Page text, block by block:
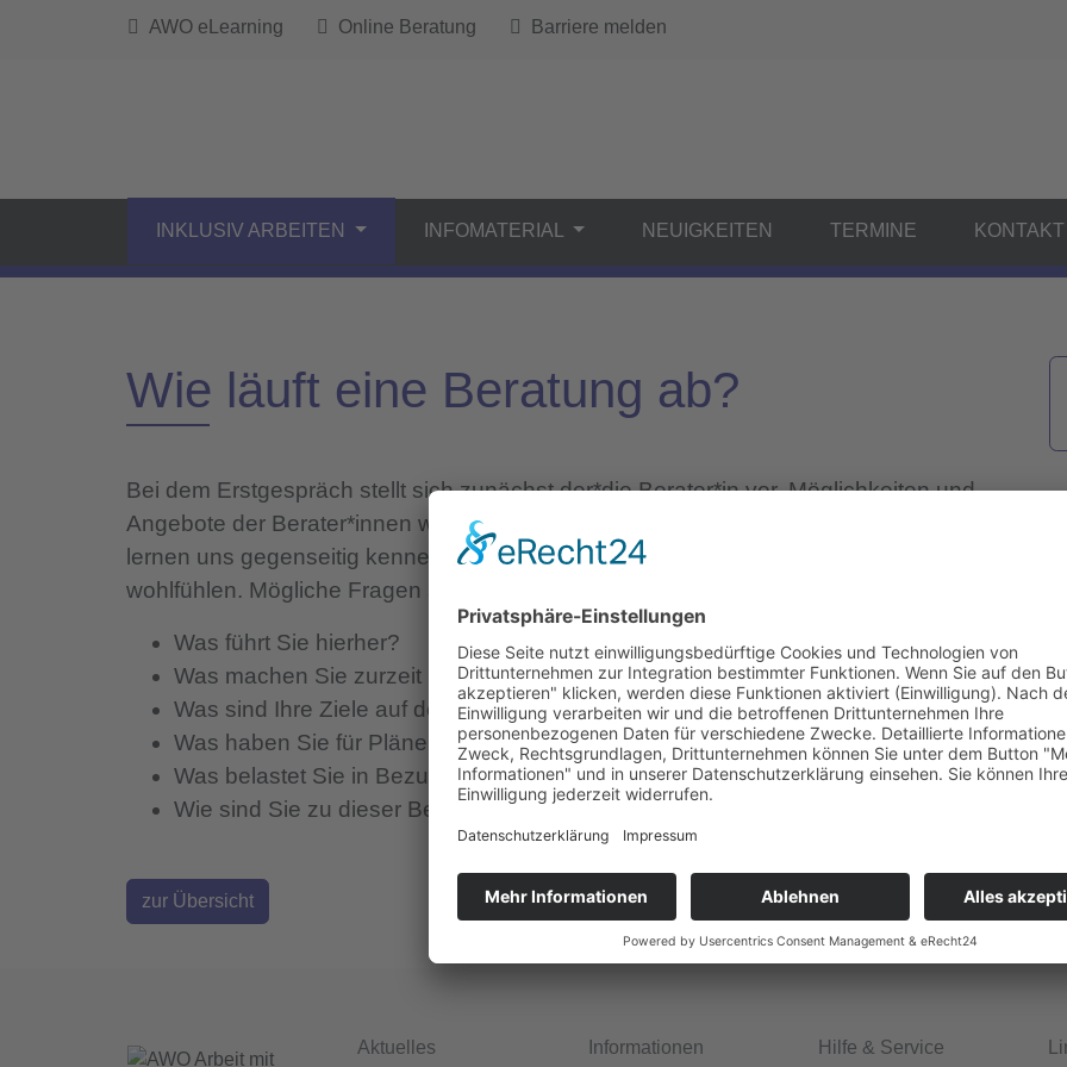
AWO eLearning Online Beratung Barriere melden
INKLUSIV ARBEITEN INFOMATERIAL NEUIGKEITEN TERMINE KONTAKT
Wie läuft eine Beratung ab?
Bei dem Erstgespräch stellt sich zunächst der*die Berater*in vor. Möglichkeiten und
Angebote der Berater*innen werden erklärt. Dann können Sie sich vorstellen und wir
lernen uns gegenseitig kennen. Keine Sorge! Sie erzählen nur das, womit Sie sich
wohlfühlen. Mögliche Fragen sind z.B.:
Was führt Sie hierher?
Was machen Sie zurzeit in Bezug auf das Thema Arbeit?
Was sind Ihre Ziele auf dem allgemeinen Arbeitsmarkt?
Was haben Sie für Pläne für die Zukunft?
Was belastet Sie in Bezug auf das Thema Arbeit?
Wie sind Sie zu dieser Beratungsstelle gekommen?
zur Übersicht
Aktuelles Informationen Hilfe & Service